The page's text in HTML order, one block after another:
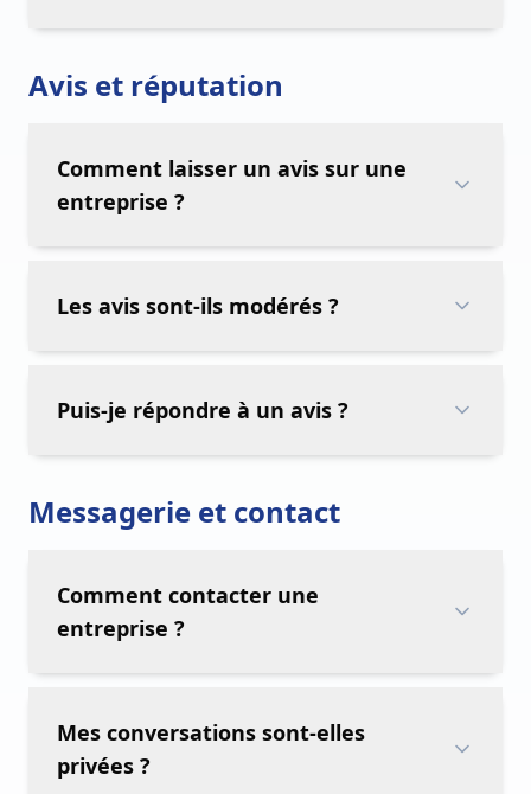
Avis et réputation
Comment laisser un avis sur une
entreprise ?
Les avis sont-ils modérés ?
Puis-je répondre à un avis ?
Messagerie et contact
Comment contacter une
entreprise ?
Mes conversations sont-elles
privées ?